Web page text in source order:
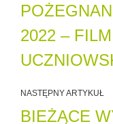
2022 –
NASTĘPNY ARTYKUŁ
BIEŻĄCE